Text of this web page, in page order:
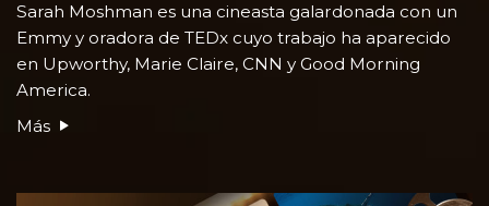
Sarah Moshman es una cineasta galardonada con un
Emmy y oradora de TEDx cuyo trabajo ha aparecido
en Upworthy, Marie Claire, CNN y Good Morning
America.
Más